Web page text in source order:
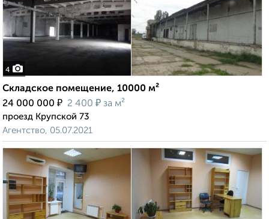
4
Складское помещение, 10000 м²
24 000 000 ₽ 2 400 ₽ за м²
проезд Крупской 73
Агентство, 05.07.2021